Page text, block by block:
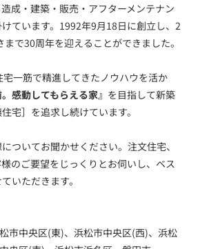
成・建築・販売・アフターメンテナン
ています。1992年9月18日に創立し、2
で30周年を迎えることができました。
一筋で精進してきたノウハウを活か
感動してもらえる家』 を目指して新築
宅］を追求し続けています。
ついてお聞かせください。注文住宅、
のご要望をじっくりとお伺いし、ベス
いただきます。
市中央区(東)、浜松市中央区(西)、浜松